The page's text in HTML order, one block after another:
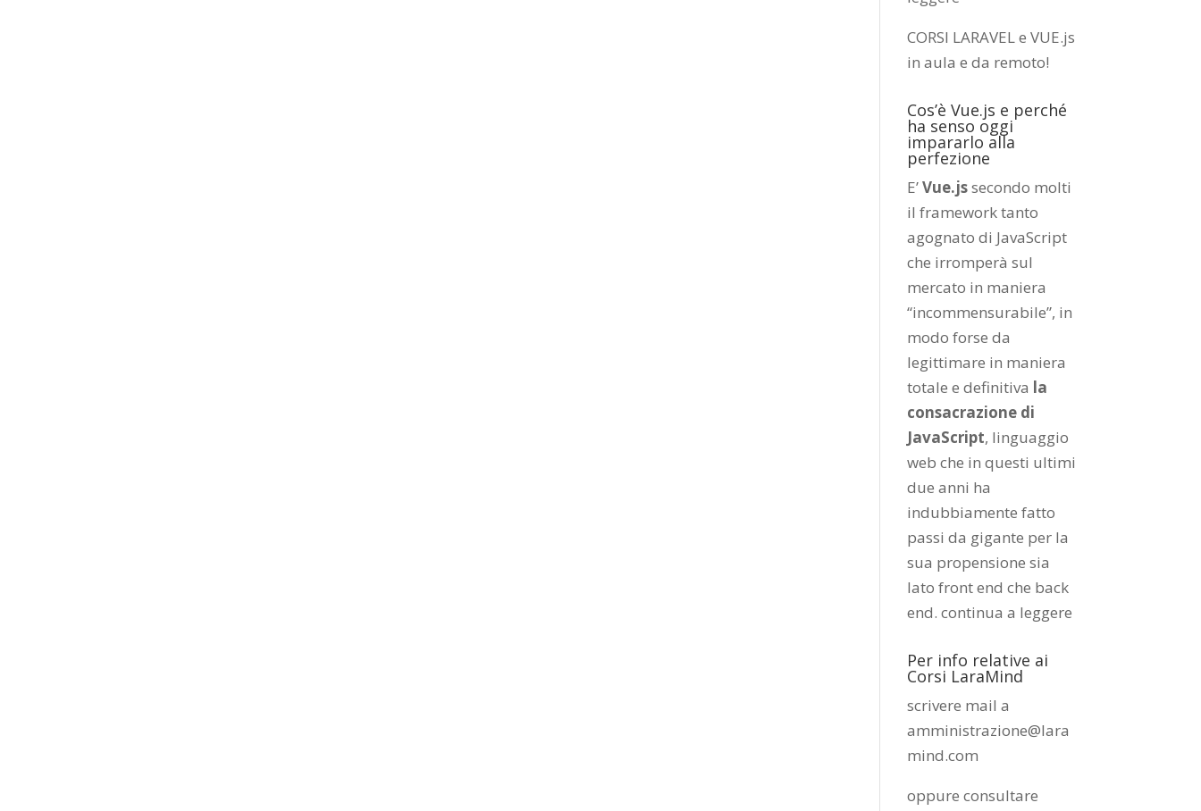
CORSI LARAVEL e VUE.js
in aula e da remoto!
Cos’è Vue.js e perché
ha senso oggi
impararlo alla
perfezione
E’Vue.jssecondo molti
il framework tanto
agognato di JavaScript
che irromperà sul
mercato in maniera
“incommensurabile”, in
modo forse da
legittimare in maniera
totale e definitiva la
consacrazione di
JavaScript, linguaggio
web che in questi ultimi
due anni ha
indubbiamente fatto
passi da gigante per la
sua propensione sia
lato front end che back
end.continua a leggere
Per info relative ai
Corsi LaraMind
scrivere mail a
amministrazione@lara
mind.com
oppure consultare